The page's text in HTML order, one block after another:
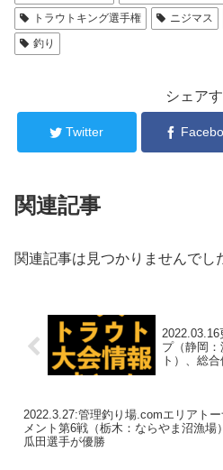
トラウトキング選手権
ニジマス
釣り
シェア
Twitter
関連記事
関連記事は見つかりませんでし
プ（静岡
ト）、総
2022.3.27:管理釣り場.comエリアトー
メント第6戦（栃木：ならやま沼漁場
瓜田選手が優勝